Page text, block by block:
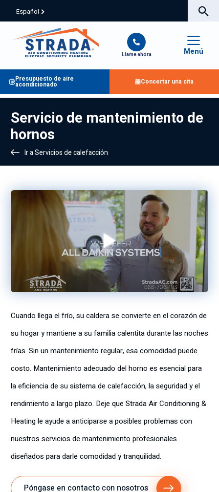
Español
Llame ahora Menú
Presupuesto de aire
acondicionado Concertar una cita
Servicio de mantenimiento de
hornos
Ir a Servicios de calefacción
Cuando llega el frío, su caldera se convierte en el corazón de
su hogar y mantiene a su familia calentita durante las noches
frías. Sin un mantenimiento regular, esa comodidad puede
costo. Mantenimiento adecuado del horno es esencial para
la eficiencia de su sistema de calefacción, la seguridad y el
rendimiento a largo plazo. Deje que Strada Air Conditioning &
Heating le ayude a anticiparse a posibles problemas con
nuestros servicios de mantenimiento profesionales
diseñados para darle comodidad y tranquilidad.
Póngase en contacto con nosotros